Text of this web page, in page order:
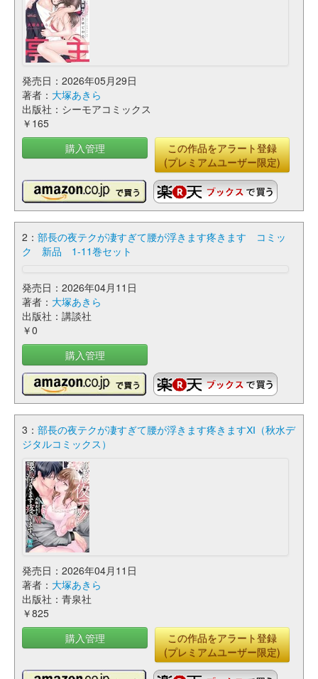
発売日：2026年05月29日
著者： 大塚あきら
出版社：シーモアコミックス
￥165
購入管理
この作品をアラート登録
(プレミアムユーザー限定)
2： 部長の夜テクが凄すぎて腰が浮きます疼きます コミッ
ク 新品 1-11巻セット
発売日：2026年04月11日
著者： 大塚あきら
出版社：講談社
￥0
購入管理
3： 部長の夜テクが凄すぎて腰が浮きます疼きますⅪ（秋水デ
ジタルコミックス）
発売日：2026年04月11日
著者： 大塚あきら
出版社：青泉社
￥825
購入管理
この作品をアラート登録
(プレミアムユーザー限定)